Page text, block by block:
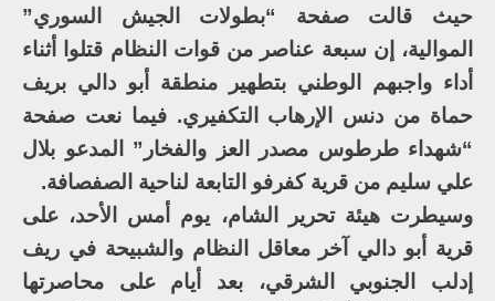
حيث قالت صفحة “بطولات الجيش السوري”
الموالية، إن سبعة عناصر من قوات النظام قتلوا أثناء
أداء واجبهم الوطني بتطهير منطقة أبو دالي بريف
حماة من دنس الإرهاب التكفيري. فيما نعت صفحة
“شهداء طرطوس مصدر العز والفخار” المدعو بلال
علي سليم من قرية كفرفو التابعة لناحية الصفصافة.
وسيطرت هيئة تحرير الشام، يوم أمس الأحد، على
قرية أبو دالي آخر معاقل النظام والشبيحة في ريف
إدلب الجنوبي الشرقي، بعد أيام على محاصرتها